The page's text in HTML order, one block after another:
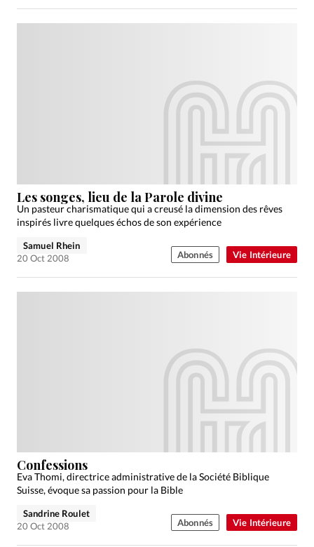
Vie Intérieure
Les songes, lieu de la Parole divine
Un pasteur charismatique qui a creusé la dimension des rêves
inspirés livre quelques échos de son expérience
Samuel Rhein
20 Oct 2008
Abonnés
Vie Intérieure
Confessions
Eva Thomi, directrice administrative de la Société Biblique
Suisse, évoque sa passion pour la Bible
Sandrine Roulet
20 Oct 2008
Abonnés